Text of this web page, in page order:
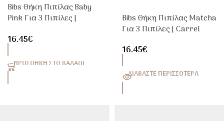
Bibs Θήκη Πιπίλας Baby
Pink Για 3 Πιπίλες |
16.45€
ΠΡΟΣΘΉΚΗ ΣΤΟ ΚΑΛΆΘΙ
Bibs Θήκη Πιπίλας Matcha
Για 3 Πιπίλες | Carrel
16.45€
ΔΙΑΒΆΣΤΕ ΠΕΡΙΣΣΌΤΕΡΑ